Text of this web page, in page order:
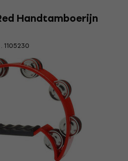
Handtamboerijn
1105230